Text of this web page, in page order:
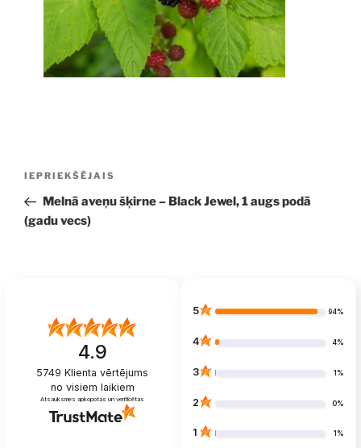
Iepriekšējā
ziņa:
IEPRIEKŠĒJAIS
Melnā aveņu šķirne – Black Jewel, 1 augs podā
(gadu vecs)
4.9
5749 Klienta vērtējums
no visiem laikiem
Atsauksmes apkopotas un verificētas
5 94%
4 4%
3 1%
2 0%
1 1%